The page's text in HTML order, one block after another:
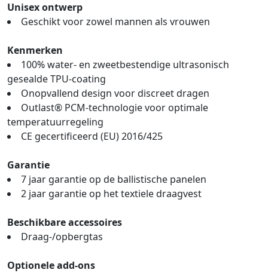
Unisex ontwerp
Geschikt voor zowel mannen als vrouwen
Kenmerken
100% water- en zweetbestendige ultrasonisch
gesealde TPU-coating
Onopvallend design voor discreet dragen
Outlast® PCM-technologie voor optimale
temperatuurregeling
CE gecertificeerd (EU) 2016/425
Garantie
7 jaar garantie op de ballistische panelen
2 jaar garantie op het textiele draagvest
Beschikbare accessoires
Draag-/opbergtas
Optionele add-ons